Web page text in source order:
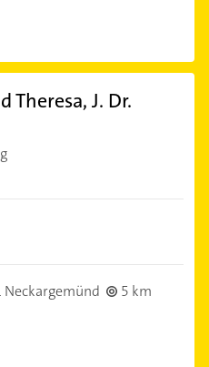
Theresa, J. Dr.
Neckargemünd
5 km